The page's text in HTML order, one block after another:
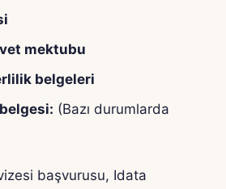
mektubu
belgeleri
(Bazı durumlarda
başvurusu, Idata